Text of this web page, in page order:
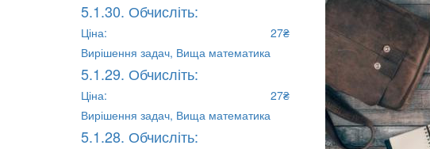
5.1.30. Обчисліть:
Ціна:
27₴
Вирішення задач, Вища математика
5.1.29. Обчисліть:
Ціна:
27₴
Вирішення задач, Вища математика
5.1.28. Обчисліть: